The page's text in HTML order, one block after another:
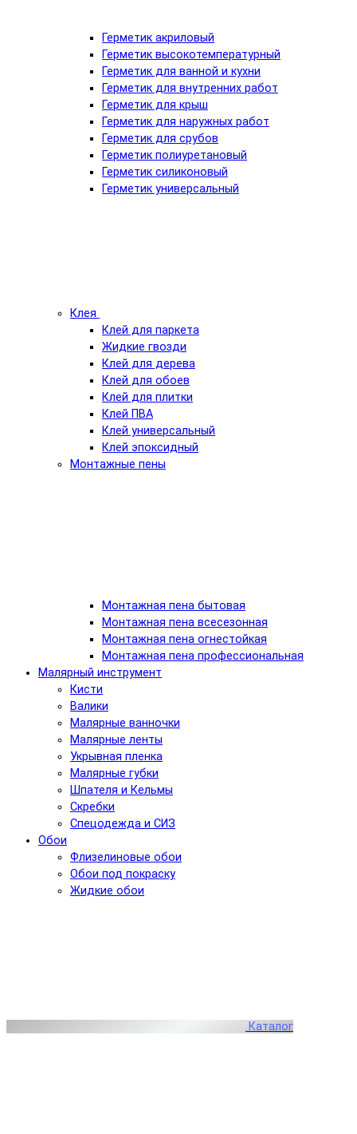
Герметик акриловый
Герметик высокотемпературный
Герметик для ванной и кухни
Герметик для внутренних работ
Герметик для крыш
Герметик для наружных работ
Герметик для срубов
Герметик полиуретановый
Герметик силиконовый
Герметик универсальный
Клея
Клей для паркета
Жидкие гвозди
Клей для дерева
Клей для обоев
Клей для плитки
Клей ПВА
Клей универсальный
Клей эпоксидный
Монтажные пены
Монтажная пена бытовая
Монтажная пена всесезонная
Монтажная пена огнестойкая
Монтажная пена профессиональная
Малярный инструмент
Кисти
Валики
Малярные ванночки
Малярные ленты
Укрывная пленка
Малярные губки
Шпателя и Кельмы
Скребки
Спецодежда и СИЗ
Обои
Флизелиновые обои
Обои под покраску
Жидкие обои
Каталог